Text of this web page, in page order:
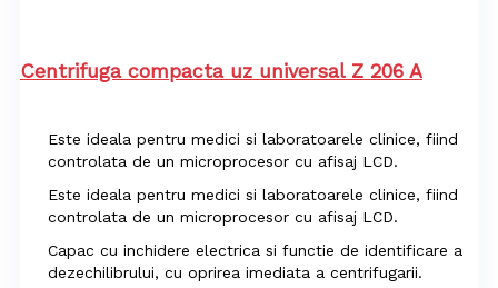
Centrifuga compacta uz universal Z 206 A
Este ideala pentru medici si laboratoarele clinice, fiind
controlata de un microprocesor cu afisaj LCD.
Este ideala pentru medici si laboratoarele clinice, fiind
controlata de un microprocesor cu afisaj LCD.
Capac cu inchidere electrica si functie de identificare a
dezechilibrului, cu oprirea imediata a centrifugarii.